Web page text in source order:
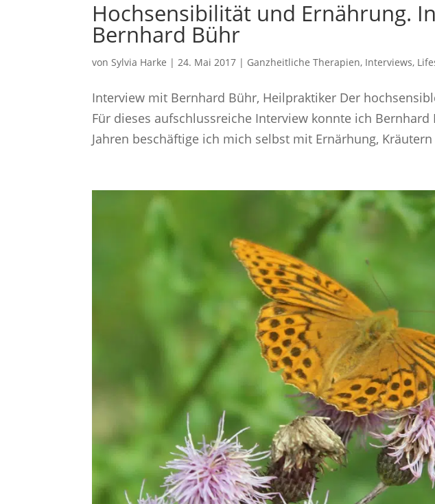
Hochsensibilität und Ernährung.
Bernhard Bühr
vonSylvia Harke |24. Mai 2017 | Ganzheitliche Therapien, Interviews,
Interview mit Bernhard Bühr, Heilpraktiker Der
Für dieses aufschlussreiche Interview konnte ich
Jahren beschäftige ich mich selbst mit Ernärhung,